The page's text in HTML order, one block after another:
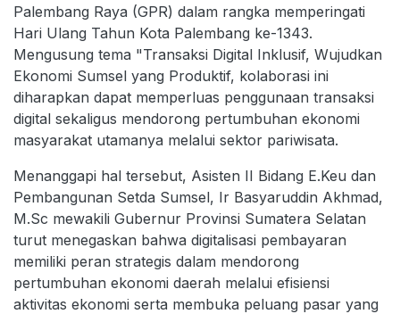
Palembang Raya (GPR) dalam rangka memperingati
Hari Ulang Tahun Kota Palembang ke-1343.
Mengusung tema "Transaksi Digital Inklusif, Wujudkan
Ekonomi Sumsel yang Produktif, kolaborasi ini
diharapkan dapat memperluas penggunaan transaksi
digital sekaligus mendorong pertumbuhan ekonomi
masyarakat utamanya melalui sektor pariwisata.
Menanggapi hal tersebut, Asisten II Bidang E.Keu dan
Pembangunan Setda Sumsel, Ir Basyaruddin Akhmad,
M.Sc mewakili Gubernur Provinsi Sumatera Selatan
turut menegaskan bahwa digitalisasi pembayaran
memiliki peran strategis dalam mendorong
pertumbuhan ekonomi daerah melalui efisiensi
aktivitas ekonomi serta membuka peluang pasar yang